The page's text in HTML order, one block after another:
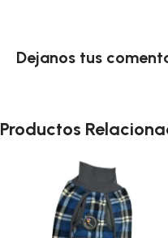
Dejanos tus
Productos